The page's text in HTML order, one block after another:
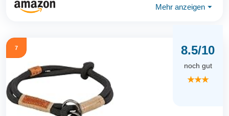
Mehr anzeigen ⏷
7 8.5/10
noch gut
★★★